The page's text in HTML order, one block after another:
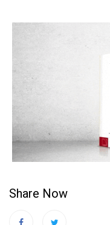
Share Now